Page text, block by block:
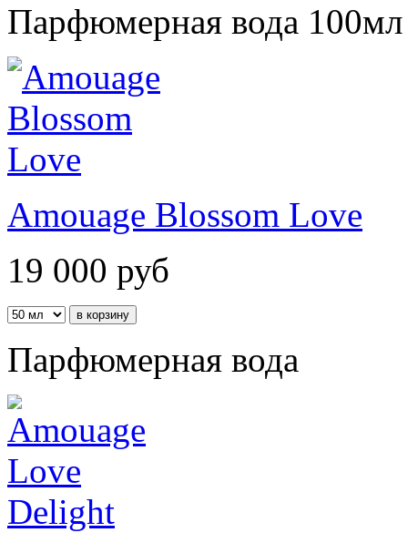
Парфюмерная вода 100мл
Amouage Blossom Love
19 000 руб
Парфюмерная вода